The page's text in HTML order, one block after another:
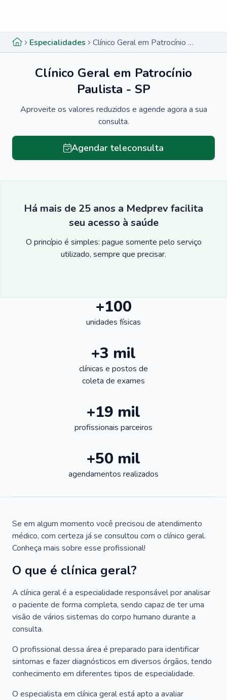
Especialidades Clínico Geral em Patrocínio Paulista - SP
Clínico Geral em Patrocínio
Paulista - SP
Aproveite os valores reduzidos e agende agora a sua
consulta.
Agendar teleconsulta
Há mais de 25 anos a Medprev facilita
seu acesso à saúde
O princípio é simples: pague somente pelo serviço
utilizado, sempre que precisar.
+100
unidades físicas
+3 mil
clínicas e postos de
coleta de exames
+19 mil
profissionais parceiros
+50 mil
agendamentos realizados
Se em algum momento você precisou de atendimento
médico, com certeza já se consultou com o clínico geral.
Conheça mais sobre esse profissional!
O que é clínica geral?
A clínica geral é a especialidade responsável por analisar
o paciente de forma completa, sendo capaz de ter uma
visão de vários sistemas do corpo humano durante a
consulta.
O profissional dessa área é preparado para identificar
sintomas e fazer diagnósticos em diversos órgãos, tendo
conhecimento em diferentes tipos de especialidade.
O especialista em clínica geral está apto a avaliar